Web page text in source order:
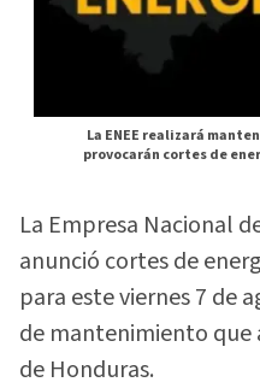
La ENEE realizará
provocarán cortes de
La Empresa Nacional
anunció cortes de
para este viernes 7 de
de mantenimiento que
de Honduras.